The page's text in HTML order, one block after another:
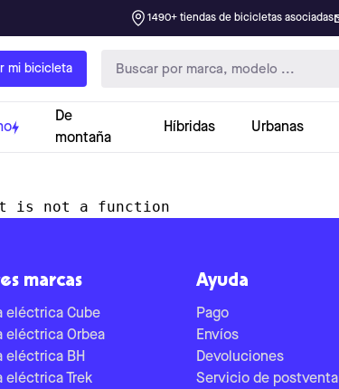
1490+ tiendas de bicicletas asociadas
mi bicicleta
De
montaña
Híbridas Urbanas
is not a function
marcas
eléctrica Cube
eléctrica Orbea
eléctrica BH
eléctrica Trek
Ayuda
Pago
Envíos
Devoluciones
Servicio de postventa